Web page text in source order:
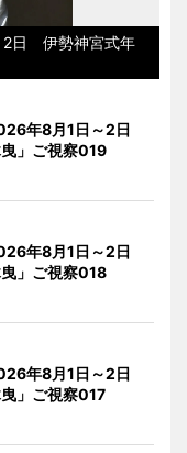
2日 伊勢神宮式年
年8月1日～2日
」ご視察019
年8月1日～2日
」ご視察018
年8月1日～2日
」ご視察017